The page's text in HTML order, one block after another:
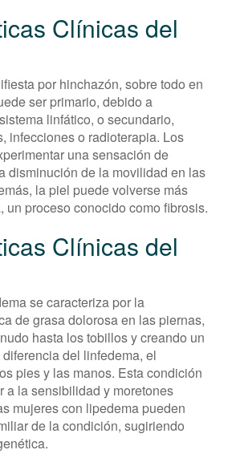
Clínicas del
por hinchazón, sobre todo en
ser primario, debido a
linfático, o secundario,
infecciones o radioterapia. Los
una sensación de
disminución de la movilidad en las
la piel puede volverse más
un proceso conocido como fibrosis.
Clínicas del
se caracteriza por la
de grasa dolorosa en las piernas,
hasta los tobillos y creando un
del linfedema, el
pies y las manos. Esta condición
a la sensibilidad y moretones
mujeres con lipedema pueden
de la condición, sugiriendo